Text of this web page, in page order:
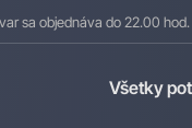
sa objednáva do 22.00 hod.
Všetky